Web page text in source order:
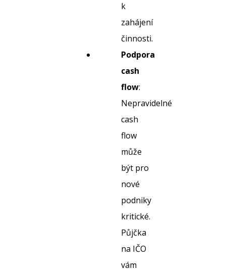
k
zahájení
činnosti.
Podpora
cash
flow:
Nepravidelné
cash
flow
může
být pro
nové
podniky
kritické.
Půjčka
na IČO
vám